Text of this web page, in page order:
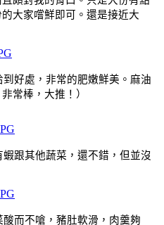
大家嚐鮮即可。還是接近大
到好處，非常的肥嫩鮮美。麻油
常棒，大推！）
蝦跟其他蔬菜，還不錯，但並沒
酸而不嗆，豬肚軟滑，肉羹夠